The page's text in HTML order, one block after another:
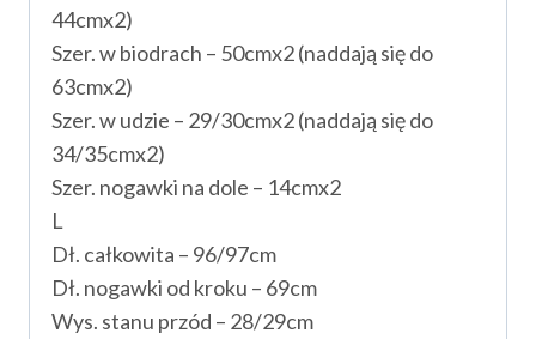
44cmx2)
Szer. w biodrach – 50cmx2 (naddają się do
63cmx2)
Szer. w udzie – 29/30cmx2 (naddają się do
34/35cmx2)
Szer. nogawki na dole – 14cmx2
L
Dł. całkowita – 96/97cm
Dł. nogawki od kroku – 69cm
Wys. stanu przód – 28/29cm